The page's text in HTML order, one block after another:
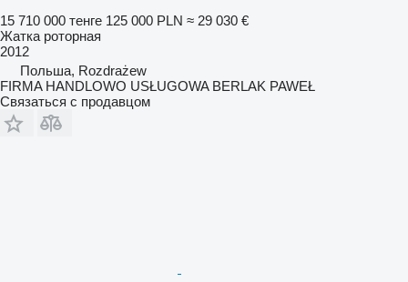
15 710 000 тенге 125 000 PLN ≈ 29 030 €
Жатка роторная
2012
Польша, Rozdrażew
FIRMA HANDLOWO USŁUGOWA BERLAK PAWEŁ
Связаться с продавцом